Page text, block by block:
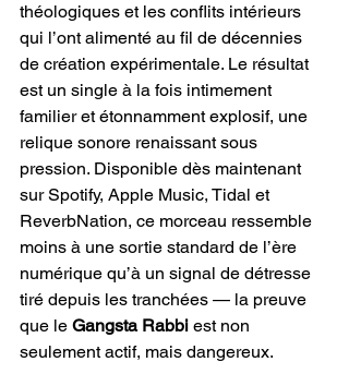
théologiques et les conflits intérieurs
qui l’ont alimenté au fil de décennies
de création expérimentale. Le résultat
est un single à la fois intimement
familier et étonnamment explosif, une
relique sonore renaissant sous
pression. Disponible dès maintenant
sur Spotify, Apple Music, Tidal et
ReverbNation, ce morceau ressemble
moins à une sortie standard de l’ère
numérique qu’à un signal de détresse
tiré depuis les tranchées — la preuve
que le Gangsta Rabbi est non
seulement actif, mais dangereux.